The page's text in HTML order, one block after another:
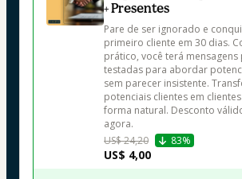
+ Presentes
Pare de ser ignorado e
primeiro cliente em 30 dias.
prático, você terá mensagens
testadas para abordar
sem parecer insistente.
potenciais clientes em
forma natural. Desconto
agora.
US$ 24,20
83%
US$ 4,00